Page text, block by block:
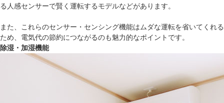
る人感センサーで賢く運転するモデルなどがあります。
また、これらのセンサー・センシング機能はムダな運転を省いてくれる
ため、電気代の節約につながるのも魅力的なポイントです。
除湿・加湿機能